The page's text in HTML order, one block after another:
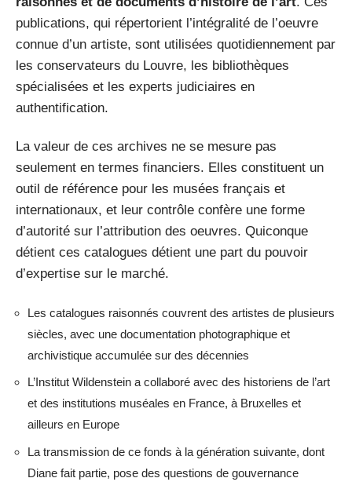
publications, qui répertorient l’intégralité de l’oeuvre
connue d’un artiste, sont utilisées quotidiennement par
les conservateurs du Louvre, les bibliothèques
spécialisées et les experts judiciaires en
authentification.
La valeur de ces archives ne se mesure pas
seulement en termes financiers. Elles constituent un
outil de référence pour les musées français et
internationaux, et leur contrôle confère une forme
d’autorité sur l’attribution des oeuvres. Quiconque
détient ces catalogues détient une part du pouvoir
d’expertise sur le marché.
Les catalogues raisonnés couvrent des artistes de plusieurs
siècles, avec une documentation photographique et
archivistique accumulée sur des décennies
L’Institut Wildenstein a collaboré avec des historiens de l’art
et des institutions muséales en France, à Bruxelles et
ailleurs en Europe
La transmission de ce fonds à la génération suivante, dont
Diane fait partie, pose des questions de gouvernance